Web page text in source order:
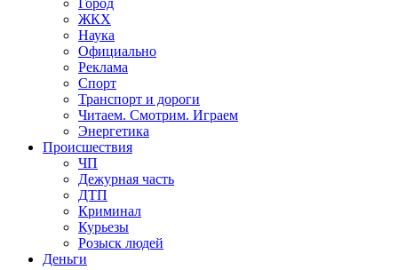
Город
ЖКХ
Наука
Официально
Реклама
Спорт
Транспорт и дороги
Читаем. Смотрим. Играем
Энергетика
Происшествия
ЧП
Дежурная часть
ДТП
Криминал
Курьезы
Розыск людей
Деньги